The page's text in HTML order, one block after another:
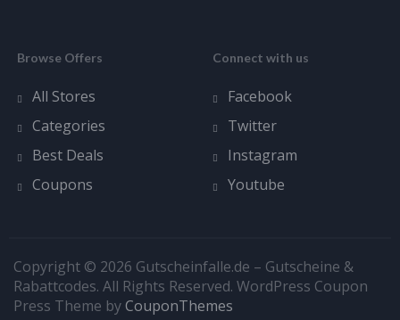
Browse Offers
All Stores
Categories
Best Deals
Coupons
Connect with us
Facebook
Twitter
Instagram
Youtube
Copyright © 2026 Gutscheinfalle.de – Gutscheine &
Rabattcodes. All Rights Reserved. WordPress Coupon
Press Theme byCouponThemes